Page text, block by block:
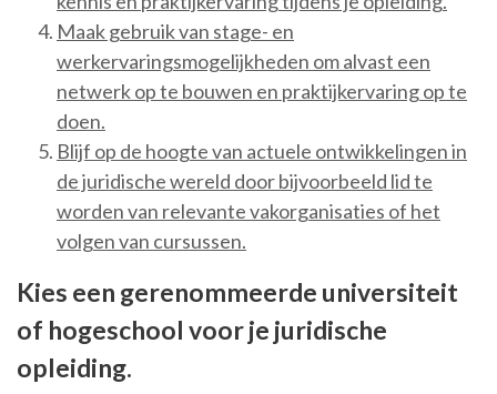
Maak gebruik van stage- en
werkervaringsmogelijkheden om alvast een
netwerk op te bouwen en praktijkervaring op te
doen.
Blijf op de hoogte van actuele ontwikkelingen in
de juridische wereld door bijvoorbeeld lid te
worden van relevante vakorganisaties of het
volgen van cursussen.
Kies een gerenommeerde universiteit
of hogeschool voor je juridische
opleiding.